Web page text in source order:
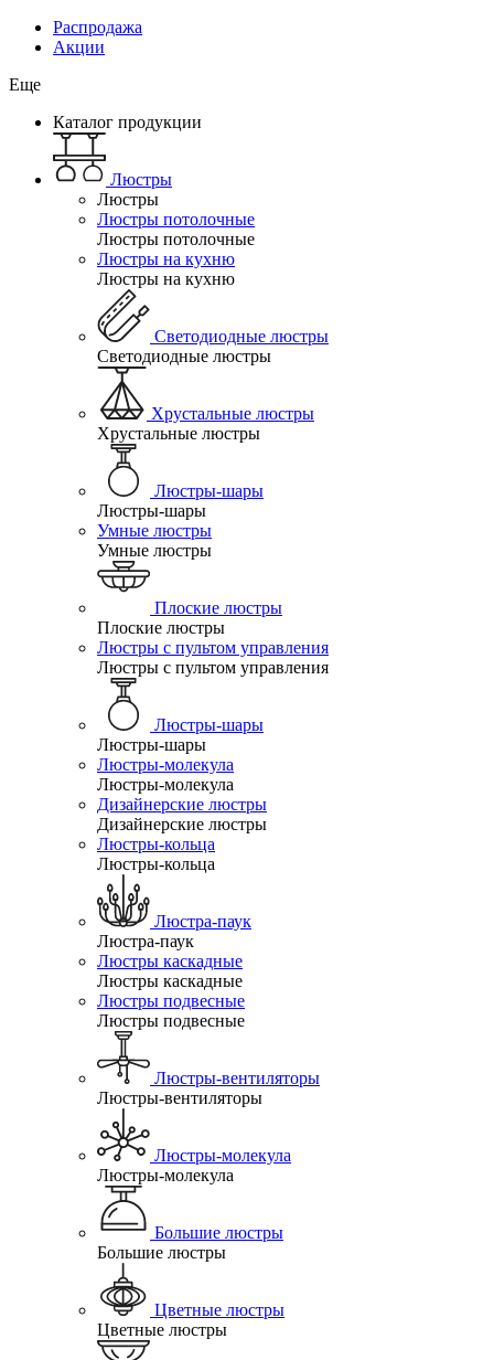
Распродажа
Акции
Еще
Каталог продукции
Люстры
Люстры
Люстры потолочные
Люстры потолочные
Люстры на кухню
Люстры на кухню
Светодиодные люстры
Светодиодные люстры
Хрустальные люстры
Хрустальные люстры
Люстры-шары
Люстры-шары
Умные люстры
Умные люстры
Плоские люстры
Плоские люстры
Люстры с пультом управления
Люстры с пультом управления
Люстры-шары
Люстры-шары
Люстры-молекула
Люстры-молекула
Дизайнерские люстры
Дизайнерские люстры
Люстры-кольца
Люстры-кольца
Люстра-паук
Люстра-паук
Люстры каскадные
Люстры каскадные
Люстры подвесные
Люстры подвесные
Люстры-вентиляторы
Люстры-вентиляторы
Люстры-молекула
Люстры-молекула
Большие люстры
Большие люстры
Цветные люстры
Цветные люстры